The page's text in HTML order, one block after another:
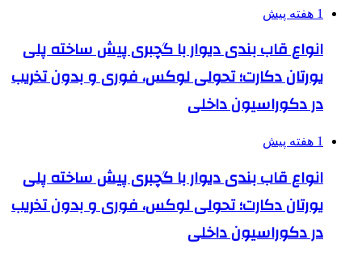
1 هفته پیش
انواع قاب بندی دیوار با گچبری پیش ساخته پلی
یورتان دکارت؛ تحولی لوکس، فوری و بدون تخریب
در دکوراسیون داخلی
1 هفته پیش
انواع قاب بندی دیوار با گچبری پیش ساخته پلی
یورتان دکارت؛ تحولی لوکس، فوری و بدون تخریب
در دکوراسیون داخلی